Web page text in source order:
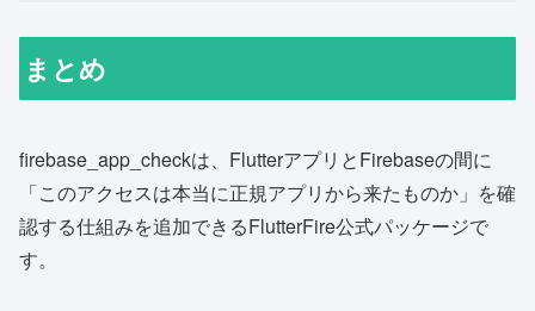
まとめ
firebase_app_checkは、FlutterアプリとFirebaseの間に
「このアクセスは本当に正規アプリから来たものか」を確
認する仕組みを追加できるFlutterFire公式パッケージで
す。